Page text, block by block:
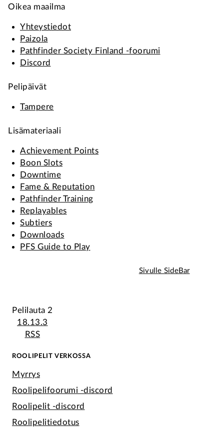
Oikea maailma
Yhteystiedot
Paizola
Pathfinder Society Finland -foorumi
Discord
Pelipäivät
Tampere
Lisämateriaali
Achievement Points
Boon Slots
Downtime
Fame & Reputation
Pathfinder Training
Replayables
Subtiers
Downloads
PFS Guide to Play
Sivulle SideBar
Pelilauta 2
18.13.3
RSS
ROOLIPELIT VERKOSSA
Myrrys
Roolipelifoorumi -discord
Roolipelit -discord
Roolipelitiedotus